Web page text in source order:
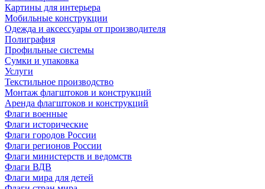
Картины для интерьера
Мобильные конструкции
Одежда и аксессуары от производителя
Полиграфия
Профильные системы
Сумки и упаковка
Услуги
Текстильное производство
Монтаж флагштоков и конструкций
Аренда флагштоков и конструкций
Флаги военные
Флаги исторические
Флаги городов России
Флаги регионов России
Флаги министерств и ведомств
Флаги ВДВ
Флаги мира для детей